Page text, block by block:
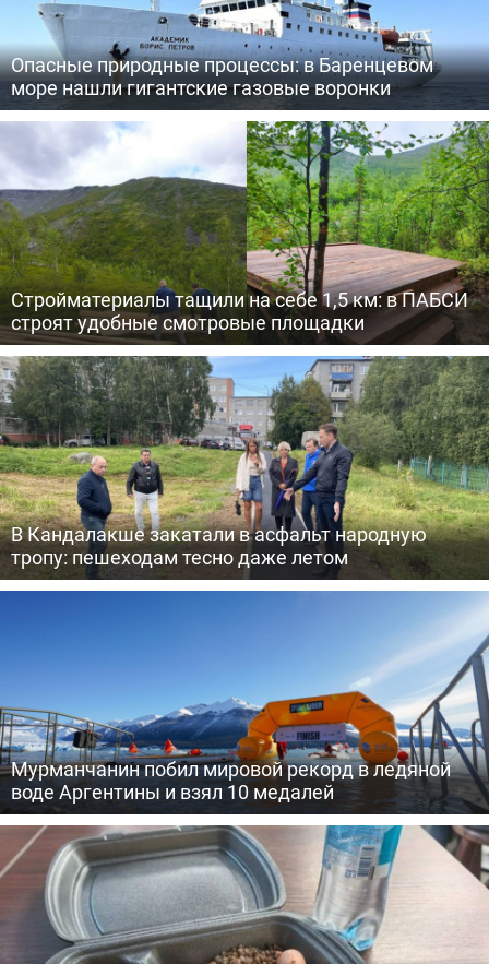
Опасные природные процессы: в Баренцевом
море нашли гигантские газовые воронки
Стройматериалы тащили на себе 1,5 км: в ПАБСИ
строят удобные смотровые площадки
В Кандалакше закатали в асфальт народную
тропу: пешеходам тесно даже летом
Мурманчанин побил мировой рекорд в ледяной
воде Аргентины и взял 10 медалей